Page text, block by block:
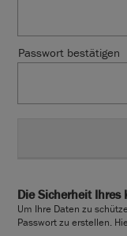
Passwort bestätigen
Die Sicherheit
Um Ihre Daten zu
Passwort zu erstellen.